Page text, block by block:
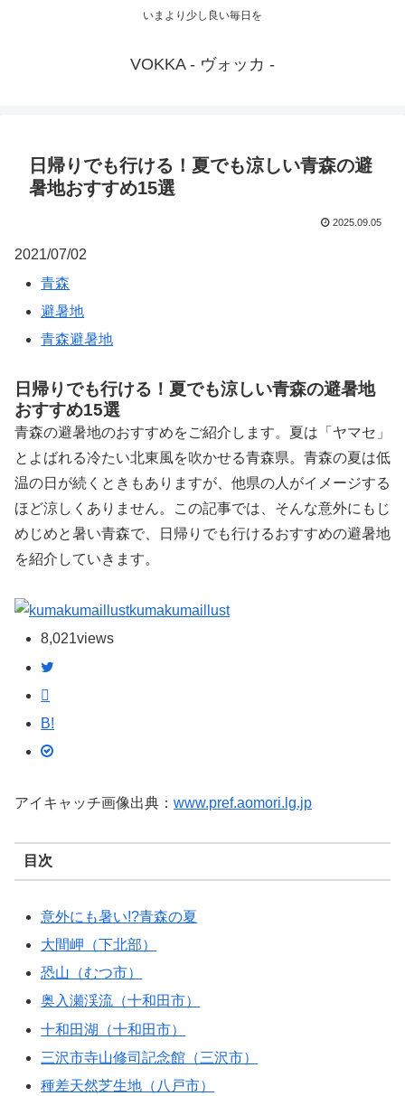
いまより少し良い毎日を
VOKKA - ヴォッカ -
日帰りでも行ける！夏でも涼しい青森の避
暑地おすすめ15選
2025.09.05
2021/07/02
青森
避暑地
青森避暑地
日帰りでも行ける！夏でも涼しい青森の避暑地
おすすめ15選
青森の避暑地のおすすめをご紹介します。夏は「ヤマセ」
とよばれる冷たい北東風を吹かせる青森県。青森の夏は低
温の日が続くときもありますが、他県の人がイメージする
ほど涼しくありません。この記事では、そんな意外にもじ
めじめと暑い青森で、日帰りでも行けるおすすめの避暑地
を紹介していきます。
kumakumaillust
8,021views
B!
アイキャッチ画像出典： www.pref.aomori.lg.jp
目次
意外にも暑い!?青森の夏
大間岬（下北部）
恐山（むつ市）
奥入瀬渓流（十和田市）
十和田湖（十和田市）
三沢市寺山修司記念館（三沢市）
種差天然芝生地（八戸市）